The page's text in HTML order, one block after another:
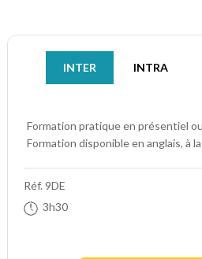
INTER INTRA
Formation pratique en présentiel
Formation disponible en anglais, à
Réf.9DE
3h30